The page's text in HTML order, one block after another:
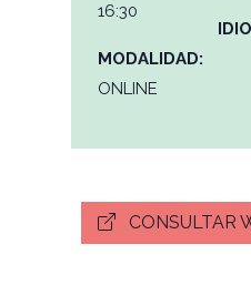
16:30
MODALIDAD:
ONLINE
CONSULTAR